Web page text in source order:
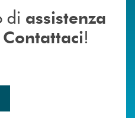
di assistenza
Contattaci!